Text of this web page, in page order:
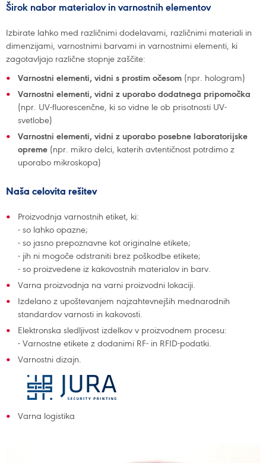
Širok nabor materialov in varnostnih elementov
Izbirate lahko med različnimi dodelavami, različnimi materiali in
dimenzijami, varnostnimi barvami in varnostnimi elementi, ki
zagotavljajo različne stopnje zaščite:
Varnostni elementi, vidni s prostim očesom (npr. hologram)
Varnostni elementi, vidni z uporabo dodatnega pripomočka
(npr. UV-fluorescenčne, ki so vidne le ob prisotnosti UV-
svetlobe)
Varnostni elementi, vidni z uporabo posebne laboratorijske
opreme (npr. mikro delci, katerih avtentičnost potrdimo z
uporabo mikroskopa)
Naša celovita rešitev
Proizvodnja varnostnih etiket, ki:
- so lahko opazne;
- so jasno prepoznavne kot originalne etikete;
- jih ni mogoče odstraniti brez poškodbe etikete;
- so proizvedene iz kakovostnih materialov in barv.
Varna proizvodnja na varni proizvodni lokaciji.
Izdelano z upoštevanjem najzahtevnejših mednarodnih
standardov varnosti in kakovosti.
Elektronska sledljivost izdelkov v proizvodnem procesu:
- Varnostne etikete z dodanimi RF- in RFID-podatki.
Varnostni dizajn.
Varna logistika